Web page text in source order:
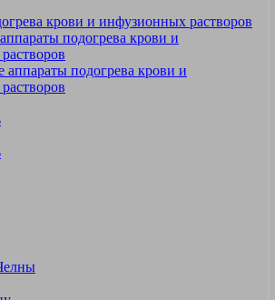
крови и инфузионных растворов
подогрева крови и
аппараты подогрева крови и